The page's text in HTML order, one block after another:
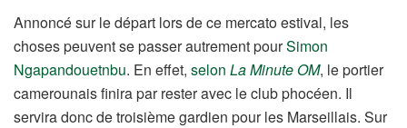
Annoncé sur le départ lors de ce mercato estival, les
choses peuvent se passer autrement pourSimon
Ngapandouetnbu. En effet, selon La Minute OM, le portier
camerounais finira par rester avec le club phocéen. Il
servira donc de troisième gardien pour les Marseillais. Sur